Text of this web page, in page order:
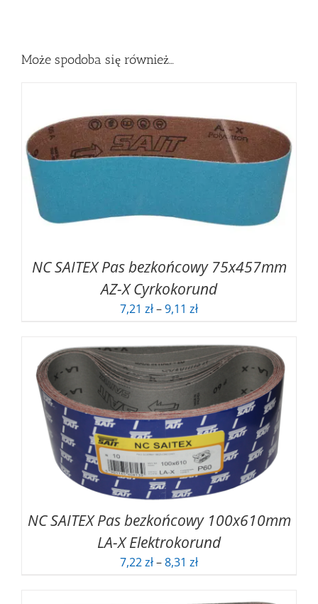
Może spodoba się również…
NC SAITEX Pas bezkońcowy 75x457mm
AZ-X Cyrkokorund
7,21 zł–9,11 złZakres
od
7,21 zł
do
9,11 zł
NC SAITEX Pas bezkońcowy 100x610mm
LA-X Elektrokorund
7,22zł–8,31 złZakres